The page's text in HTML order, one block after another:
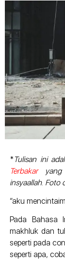
*Tulisan ini
Terbakaryang
insyaallah. Foto
“aku
Pada Bahasa
makhluk dan
seperti pada
seperti apa,